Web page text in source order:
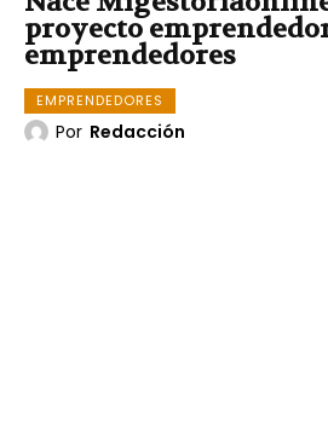
proyecto
emprendedores
EMPRENDEDORES
Por Redacción